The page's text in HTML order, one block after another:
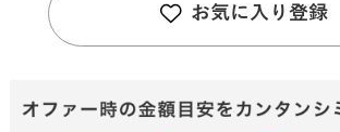
お気に入り登録